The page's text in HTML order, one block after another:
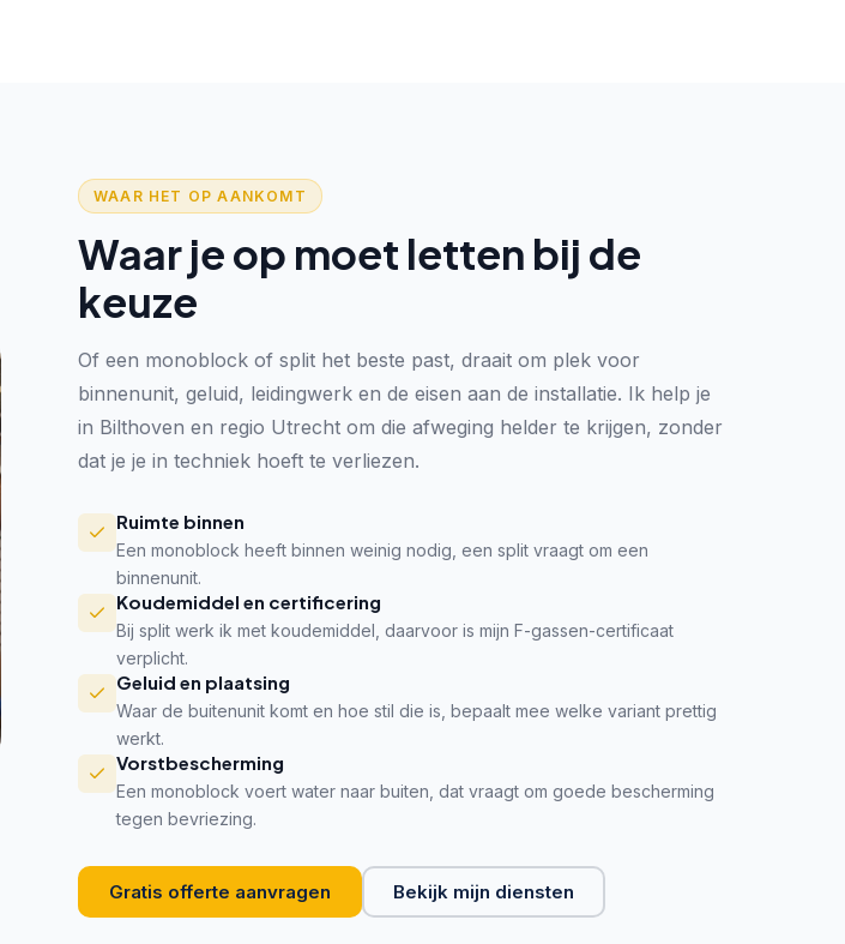
WAAR HET OP AANKOMT
Waar je op moet letten bij de
keuze
Of een monoblock of split het beste past, draait om plek voor
binnenunit, geluid, leidingwerk en de eisen aan de installatie. Ik help je
in Bilthoven en regio Utrecht om die afweging helder te krijgen, zonder
dat je je in techniek hoeft te verliezen.
Ruimte binnen
Een monoblock heeft binnen weinig nodig, een split vraagt om een
binnenunit.
Koudemiddel en certificering
Bij split werk ik met koudemiddel, daarvoor is mijn F-gassen-certificaat
verplicht.
Geluid en plaatsing
Waar de buitenunit komt en hoe stil die is, bepaalt mee welke variant prettig
werkt.
Vorstbescherming
Een monoblock voert water naar buiten, dat vraagt om goede bescherming
tegen bevriezing.
Gratis offerte aanvragen Bekijk mijn diensten